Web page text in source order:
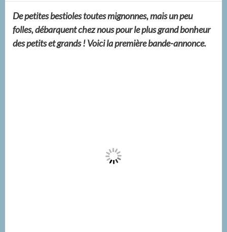
De petites bestioles toutes mignonnes, mais un peu
folles, débarquent chez nous pour le plus grand bonheur
des petits et grands ! Voici la première bande-annonce.